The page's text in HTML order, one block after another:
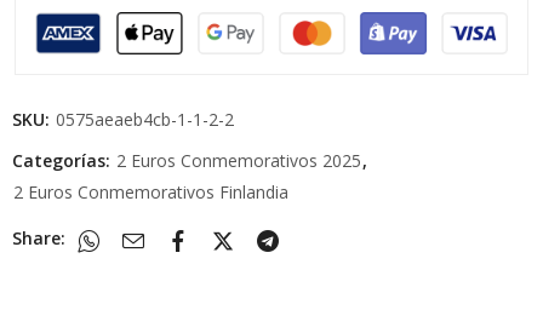
SKU: 0575aeaeb4cb-1-1-2-2
Categorías: 2 Euros Conmemorativos 2025,
2 Euros Conmemorativos Finlandia
Share: